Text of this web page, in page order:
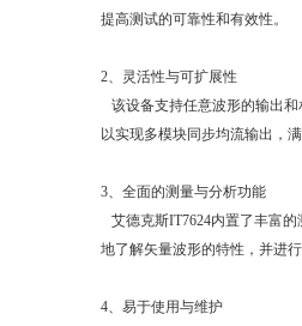
提高测试的可靠性和有效性。
2、灵活性与可扩展性
该设备支持任意波形的输出和相
以实现多模块同步均流输出，满
3、全面的测量与分析功能
艾德克斯IT7624内置了丰富的
地了解矢量波形的特性，并进
4、易于使用与维护